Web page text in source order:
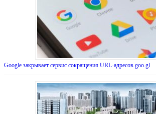
Google закрывает сервис сокращения URL-адресов goo.gl